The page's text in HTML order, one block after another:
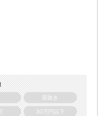
居抜き
30万円以下